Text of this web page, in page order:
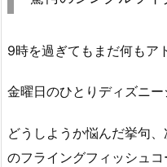
9時を過ぎてもまだ何もア
金曜日のひとりディズニー
どうしようか悩んだ挙句
のフライングフィッシュコ